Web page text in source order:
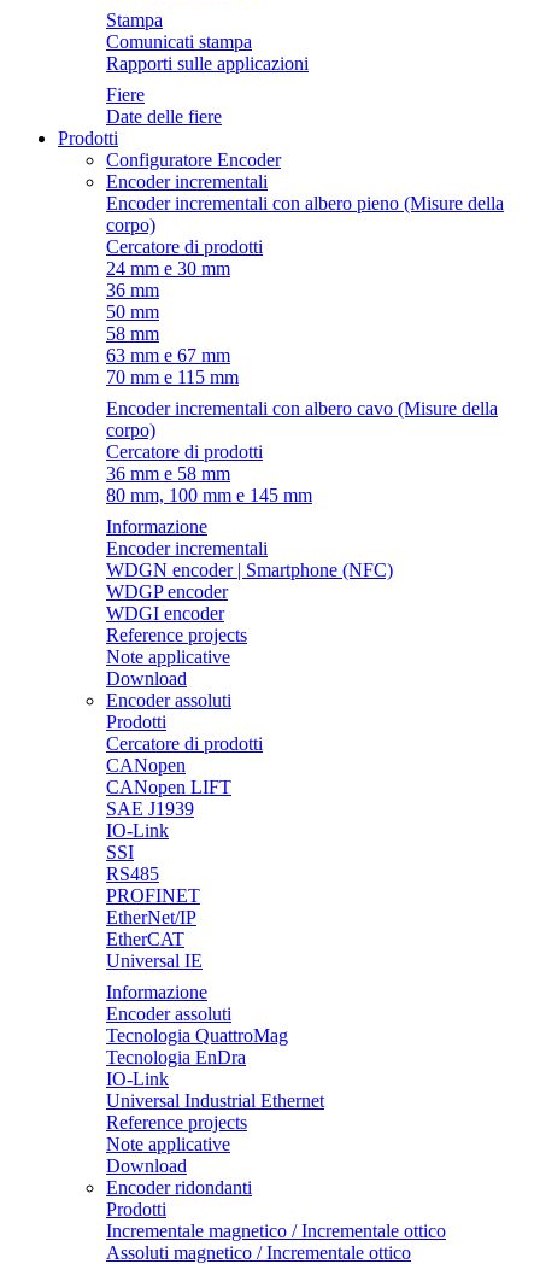
Stampa
Comunicati stampa
Rapporti sulle applicazioni
Fiere
Date delle fiere
Prodotti
Configuratore Encoder
Encoder incrementali
Encoder incrementali con albero pieno (Misure della
corpo)
Cercatore di prodotti
24 mm e 30 mm
36 mm
50 mm
58 mm
63 mm e 67 mm
70 mm e 115 mm
Encoder incrementali con albero cavo (Misure della
corpo)
Cercatore di prodotti
36 mm e 58 mm
80 mm, 100 mm e 145 mm
Informazione
Encoder incrementali
WDGN encoder | Smartphone (NFC)
WDGP encoder
WDGI encoder
Reference projects
Note applicative
Download
Encoder assoluti
Prodotti
Cercatore di prodotti
CANopen
CANopen LIFT
SAE J1939
IO-Link
SSI
RS485
PROFINET
EtherNet/IP
EtherCAT
Universal IE
Informazione
Encoder assoluti
Tecnologia QuattroMag
Tecnologia EnDra
IO-Link
Universal Industrial Ethernet
Reference projects
Note applicative
Download
Encoder ridondanti
Prodotti
Incrementale magnetico / Incrementale ottico
Assoluti magnetico / Incrementale ottico